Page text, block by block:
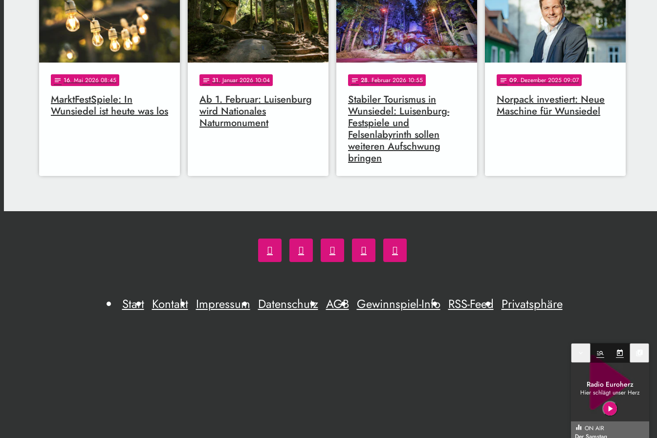
notes 16. Mai 2026 08:45
MarktFestSpiele: In
Wunsiedel ist heute was los
notes 31. Januar 2026 10:04
Ab 1. Februar: Luisenburg
wird Nationales
Naturmonument
notes 28. Februar 2026 10:55
Stabiler Tourismus in
Wunsiedel: Luisenburg-
Festspiele und
Felsenlabyrinth sollen
weiteren Aufschwung
bringen
notes 09. Dezember 2025 09:07
Norpack investiert: Neue
Maschine für Wunsiedel
Start Kontakt Impressum Datenschutz AGB Gewinnspiel-Info RSS-Feed Privatsphäre
manage_search today
Radio Euroherz
Hier schlägt unser Herz
play_arrow
equalizer ON AIR